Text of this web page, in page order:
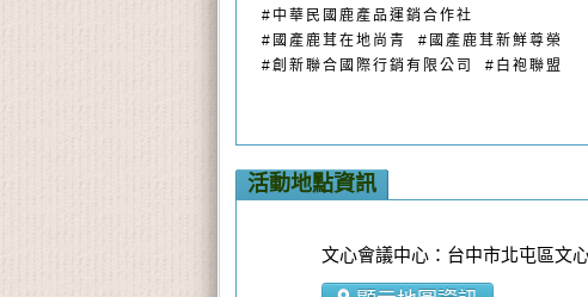
#中華民國鹿產品運銷合作社
#國產鹿茸在地尚青 #國產鹿茸新鮮尊榮
#創新聯合國際行銷有限公司 #白袍聯盟
活動地點資訊
文心會議中心：台中市北屯區文